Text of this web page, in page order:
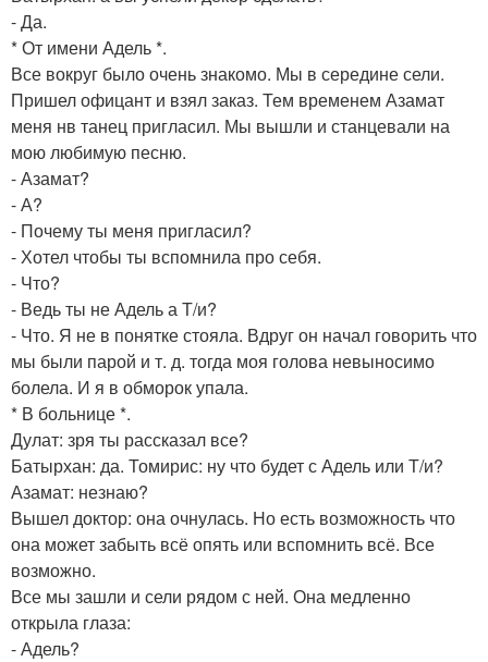
- Да.
* От имени Адель *.
Все вокруг было очень знакомо. Мы в середине сели.
Пришел офицант и взял заказ. Тем временем Азамат
меня нв танец пригласил. Мы вышли и станцевали на
мою любимую песню.
- Азамат?
- А?
- Почему ты меня пригласил?
- Хотел чтобы ты вспомнила про себя.
- Что?
- Ведь ты не Адель а Т/и?
- Что. Я не в понятке стояла. Вдруг он начал говорить что
мы были парой и т. д. тогда моя голова невыносимо
болела. И я в обморок упала.
* В больнице *.
Дулат: зря ты рассказал все?
Батырхан: да. Томирис: ну что будет с Адель или Т/и?
Азамат: незнаю?
Вышел доктор: она очнулась. Но есть возможность что
она может забыть всё опять или вспомнить всё. Все
возможно.
Все мы зашли и сели рядом с ней. Она медленно
открыла глаза:
- Адель?